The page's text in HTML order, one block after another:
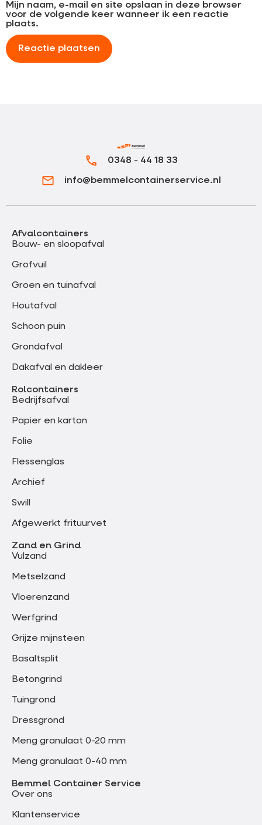
Mijn naam, e-mail en site opslaan in deze browser
voor de volgende keer wanneer ik een reactie
plaats.
0348 - 44 18 33
info@bemmelcontainerservice.nl
Afvalcontainers
Bouw- en sloopafval
Grofvuil
Groen en tuinafval
Houtafval
Schoon puin
Grondafval
Dakafval en dakleer
Rolcontainers
Bedrijfsafval
Papier en karton
Folie
Flessenglas
Archief
Swill
Afgewerkt frituurvet
Zand en Grind
Vulzand
Metselzand
Vloerenzand
Werfgrind
Grijze mijnsteen
Basaltsplit
Betongrind
Tuingrond
Dressgrond
Meng granulaat 0-20 mm
Meng granulaat 0-40 mm
Bemmel Container Service
Over ons
Klantenservice